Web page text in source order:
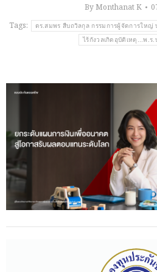
ByMonthanat K
Tags:
ดร.สมพร สืบถวิลกุล กรรมการผู้จัดการให
ไร้กังวลเกิดอุบัติเหตุ...พ.ร